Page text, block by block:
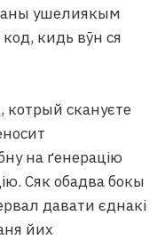
ушелиякым
кидь вӯн ся
котрый скануєте
на ґенерацію
Сяк обадва бокы
давати єднакі
йих